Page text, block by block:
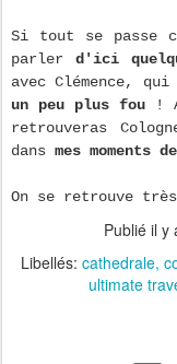
Si tout se passe
parler d'ici
avec Clémence, qui
un peu plus fou !
retrouveras
dans mes moments
On se retrouve
Publié il y
Libellés: cathedrale
ultimate